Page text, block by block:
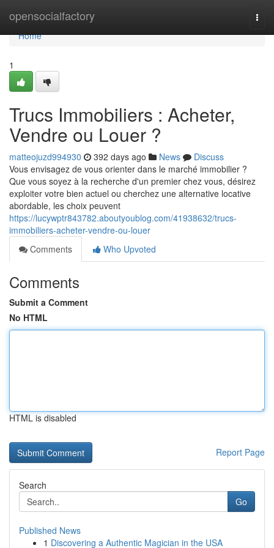
opensocialfactory
Home
Home
1
Trucs Immobiliers : Acheter,
Vendre ou Louer ?
matteojuzd994930 392 days ago News
Discuss
Vous envisagez de vous orienter dans le marché immobilier ?
Que vous soyez à la recherche d'un premier chez vous, désirez
exploiter votre bien actuel ou cherchez une alternative locative
abordable, les choix peuvent
https://lucywptr843782.aboutyoublog.com/41938632/trucs-
immobiliers-acheter-vendre-ou-louer
Comments
Who Upvoted
Comments
Submit a Comment
No HTML
HTML is disabled
Report Page
Search
Go
Published News
1 Discovering a Authentic Magician in the USA